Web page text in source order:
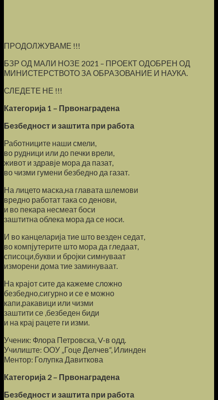
ПРОДОЛЖУВАМЕ !!!
БЗР ОД МАЛИ НОЗЕ 2021 – ПРОЕКТ ОДОБРЕН ОД
МИНИСТЕРСТВОТО ЗА ОБРАЗОВАНИЕ И НАУКА.
СЛЕДЕТЕ НЕ !!!
Категорија 1 – Првонаградена
Безбедност и заштита при работа
Работниците наши смели,
во рудници или до печки врели,
живот и здравје мора да пазат,
во чизми гумени безбедно да газат.
На лицето маска,на главата шлемови
вредно работат така со денови,
и во пекара несмеат боси
заштитна облека мора да се носи.
И во канцеларија тие што везден седат,
во компјутерите што мора да гледаат,
списоци,букви и бројки симнуваат
изморени дома тие заминуваат.
На крајот сите да кажеме сложно
безбедно,сигурно и се е можно
капи,ракавици или чизми
заштити се ,безбеден биди
и на крај рацете ги изми.
Ученик: Флора Петровска, V-в одд.
Училиште: ООУ „Гоце Делчев“, Илинден
Ментор: Голупка Давиткова
Категорија 2 – Првонаградена
Безбедност и заштита при работа